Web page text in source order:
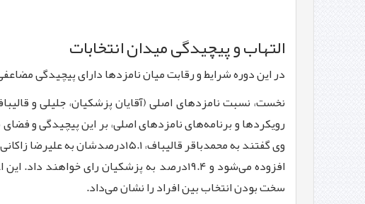
التهاب و پیچیدگی میدان انتخابات
در این دوره شرایط و رقابت میان نامزدها دارای پیچیدگی
نخست، نسبت نامزدهای اصلی (آقایان پزشکیان، جلیلی و
افزوده می‌شود و ۱۹.۴درصد به پزشکیان رای
سخت بودن انتخاب بین افراد را نشان می‌داد.